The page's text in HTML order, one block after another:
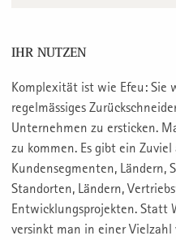
IHR NUTZEN
Komplexität ist wie Efeu: Sie
regelmässiges
Unternehmen zu ersticken.
zu kommen. Es gibt ein
Kundensegmenten, Ländern,
Standorten, Ländern,
Entwicklungsprojekten. Statt
versinkt man in einer Vielzahl